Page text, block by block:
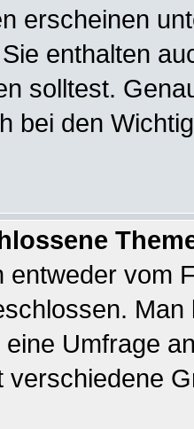
erscheinen
enthalten
solltest.
bei den
entweder vom
Umfrage
verschiedene